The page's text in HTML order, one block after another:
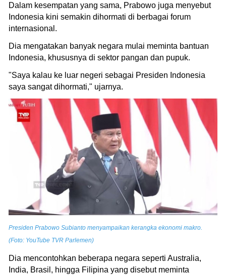
Dalam kesempatan yang sama, Prabowo juga menyebut
Indonesia kini semakin dihormati di berbagai forum
internasional.
Dia mengatakan banyak negara mulai meminta bantuan
Indonesia, khususnya di sektor pangan dan pupuk.
"Saya kalau ke luar negeri sebagai Presiden Indonesia
saya sangat dihormati," ujarnya.
Presiden Prabowo Subianto menyampaikan kerangka ekonomi makro.
(Foto: YouTube TVR Parlemen)
Dia mencontohkan beberapa negara seperti Australia,
India, Brasil, hingga Filipina yang disebut meminta